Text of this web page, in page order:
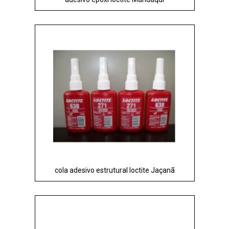
cola adesivo estrutural loctite Jaçanã